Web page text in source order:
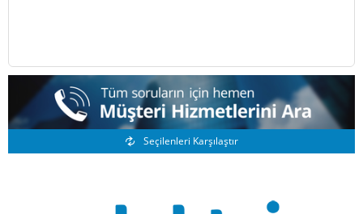
Benzer Ürünler
Seçilenleri Karşılaştır